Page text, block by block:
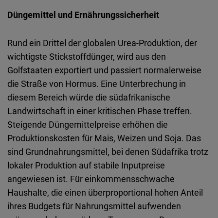
Düngemittel und Ernährungssicherheit
Rund ein Drittel der globalen Urea-Produktion, der
wichtigste Stickstoffdünger, wird aus den
Golfstaaten exportiert und passiert normalerweise
die Straße von Hormus. Eine Unterbrechung in
diesem Bereich würde die südafrikanische
Landwirtschaft in einer kritischen Phase treffen.
Steigende Düngemittelpreise erhöhen die
Produktionskosten für Mais, Weizen und Soja. Das
sind Grundnahrungsmittel, bei denen Südafrika trotz
lokaler Produktion auf stabile Inputpreise
angewiesen ist. Für einkommensschwache
Haushalte, die einen überproportional hohen Anteil
ihres Budgets für Nahrungsmittel aufwenden